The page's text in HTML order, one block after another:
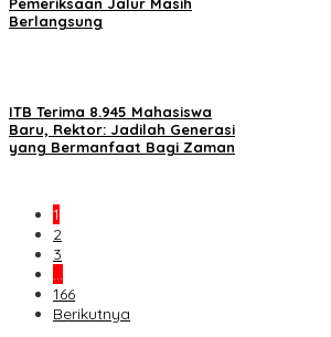
Berlangsung
ITB Terima 8.945 Mahasiswa
Baru, Rektor: Jadilah Generasi
yang Bermanfaat Bagi Zaman
1
2
3
…
166
Berikutnya